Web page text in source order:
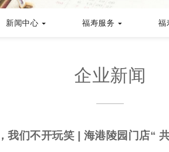
新闻中心 福寿服务 福
企业新闻
我们不开玩笑 | 海港陵园门店“